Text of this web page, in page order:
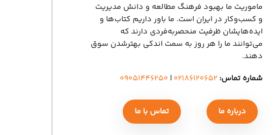
ماموریت ما بهبود فرهنگ مطالعه و دانش مدیریت
و کسب‌وکار در ایران است. ما باور داریم کتاب‌ها و
ایده‌هایشان ظرفیت منحصربه‌فردی دارند که
می‌توانند ما را هر روز به سمت اندکی بهتر‌شدن سوق
دهند.
شماره تماس: ۰۲۱۸۶۱۲۰۶۵۲ | ۰۹۰۵۱۴۴۶۲۵۰
درباره ما تماس با ما